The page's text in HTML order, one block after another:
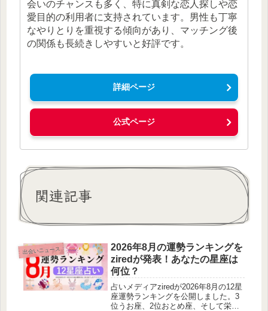
会いのチャンスも多く、特に真剣な恋人探しや恋
愛目的の利用者に支持されています。男性も丁寧
なやりとりを重視する傾向があり、マッチング後
の関係も長続きしやすいと好評です。
詳細ページ
公式ページ
関連記事
出会いニュース
2026年8月の運勢ランキングを
ziredが発表！あなたの星座は
何位？
占いメディアziredが2026年8月の12星
座運勢ランキングを公開しました。3
位うお座、2位おとめ座、そして栄え